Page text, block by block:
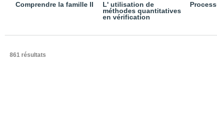
Comprendre la famille II
L' utilisation de
méthodes quantitatives
en vérification
861 résultats